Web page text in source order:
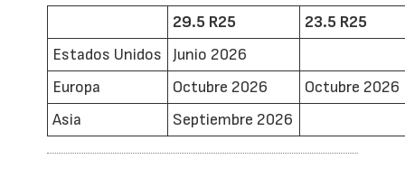
29.5 R25
23.5 R25
Estados Unidos
Junio 2026
Europa
Octubre 2026
Octubre 2026
Asia
Septiembre 2026